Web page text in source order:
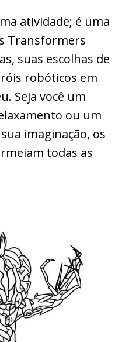
atividade; é uma
Transformers
suas escolhas de
robóticos em
Seja você um
ou um
imaginação, os
todas as